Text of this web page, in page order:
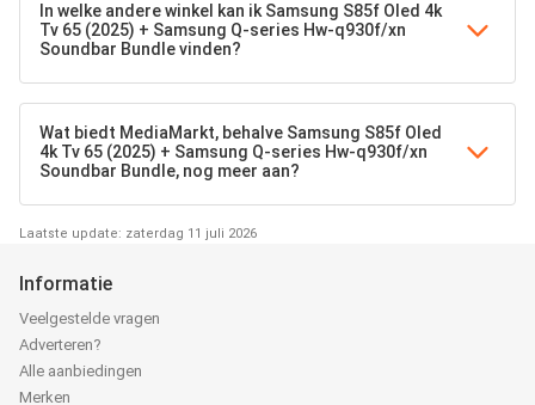
In welke andere winkel kan ik Samsung S85f Oled 4k
Tv 65 (2025) + Samsung Q-series Hw-q930f/xn
Soundbar Bundle vinden?
Wat biedt MediaMarkt, behalve Samsung S85f Oled
4k Tv 65 (2025) + Samsung Q-series Hw-q930f/xn
Soundbar Bundle, nog meer aan?
Laatste update: zaterdag 11 juli 2026
Informatie
Veelgestelde vragen
Adverteren?
Alle aanbiedingen
Merken